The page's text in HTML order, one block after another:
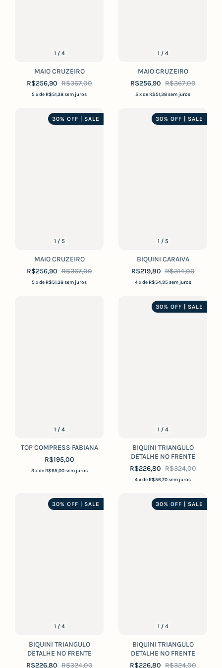
1 / 4
MAIO CRUZEIRO
R$256,90 R$367,00
5x de R$51,38sem juros
1 / 4
MAIO CRUZEIRO
R$256,90 R$367,00
5x de R$51,38sem juros
1 / 5
30% OFF | SALE
MAIO CRUZEIRO
R$256,90 R$367,00
5x de R$51,38sem juros
1 / 5
30% OFF | SALE
BIQUINI CARAIVA
R$219,80 R$314,00
4 x de R$54,95 sem juros
1 / 4
TOP COMPRESS FABIANA
R$195,00
3 x de R$65,00 sem juros
1 / 4
30% OFF | SALE
BIQUINI TRIANGULO
DETALHE NO FRENTE
R$226,80 R$324,00
4x de R$56,70sem juros
1 / 4
30% OFF | SALE
BIQUINI TRIANGULO
DETALHE NO FRENTE
R$226,80 R$324,00
1 / 4
30% OFF | SALE
BIQUINI TRIANGULO
DETALHE NO FRENTE
R$226,80 R$324,00